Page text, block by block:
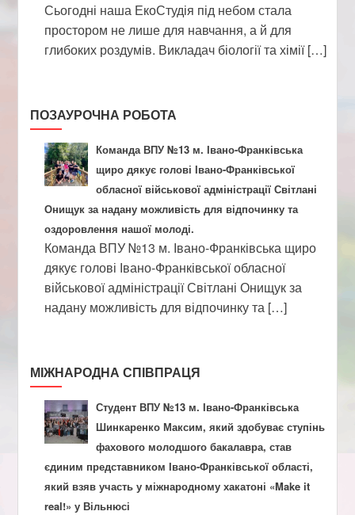
Сьогодні наша ЕкоСтудія під небом стала
простором не лише для навчання, а й для
глибоких роздумів. Викладач біології та хімії […]
ПОЗАУРОЧНА РОБОТА
Команда ВПУ №13 м. Івано-Франківська
щиро дякує голові Івано-Франківської
обласної військової адміністрації Світлані
Онищук за надану можливість для відпочинку та
оздоровлення нашої молоді.
Команда ВПУ №13 м. Івано-Франківська щиро
дякує голові Івано-Франківської обласної
військової адміністрації Світлані Онищук за
надану можливість для відпочинку та […]
МІЖНАРОДНА СПІВПРАЦЯ
Студент ВПУ №13 м. Івано-Франківська
Шинкаренко Максим, який здобуває ступінь
фахового молодшого бакалавра, став
єдиним представником Івано-Франківської області,
який взяв участь у міжнародному хакатоні «Make it
real!» у Вільнюсі